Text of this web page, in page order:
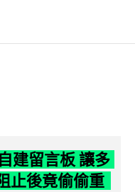
建留言板 讓多
止後竟偷偷重